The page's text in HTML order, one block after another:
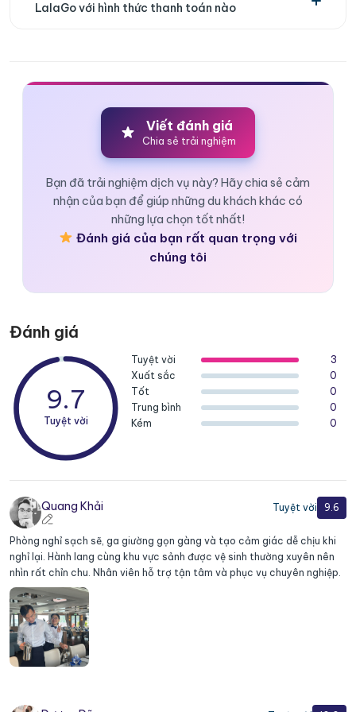
Ban công riêng giúp du khách dễ dàng tận hưởng khung cảnh
biển tuyệt đẹp
6. Essence Suite
Essence Suite là hạng phòng cao cấp với diện tích rộng rãi và
thiết kế nội thất sang trọng. Phòng được bố trí hợp lý với khu
vực nghỉ ngơi, thư giãn và cửa sổ hoặc ban công lớn hướng ra
vịnh. Từ không gian phòng, du khách có thể chiêm ngưỡng toàn
cảnh thiên nhiên hùng vĩ của vịnh Hạ Long trong sự riêng tư và
yên tĩnh.
LalaGo với hình thức thanh toán nào
Viết đánh giá
Chia sẻ trải nghiệm
Bạn đã trải nghiệm dịch vụ này? Hãy chia sẻ cảm
nhận của bạn để giúp những du khách khác có
những lựa chọn tốt nhất!
Đánh giá của bạn rất quan trọng với
chúng tôi
Đánh giá
9.7
Tuyệt vời
Tuyệt vời
3
Xuất sắc
0
Tốt
0
Trung bình
0
Kém
0
Quang Khải 9.6
Tuyệt vời
Phòng nghỉ sạch sẽ, ga giường gọn gàng và tạo cảm giác dễ chịu khi
nghỉ lại. Hành lang cùng khu vực sảnh được vệ sinh thường xuyên nên
nhìn rất chỉn chu. Nhân viên hỗ trợ tận tâm và phục vụ chuyên nghiệp.